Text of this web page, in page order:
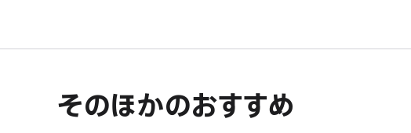
そのほかのおすすめ